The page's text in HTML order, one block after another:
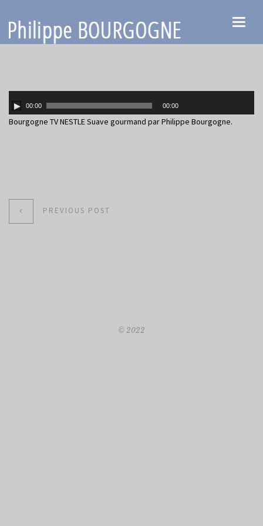
Toggle
00:00 00:00
Bourgogne TV NESTLE Suave gourmand par Philippe Bourgogne.
PREVIOUS POST
© 2022